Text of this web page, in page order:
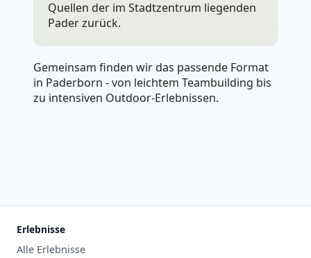
Quellen der im Stadtzentrum liegenden
Pader zurück.
Gemeinsam finden wir das passende Format
in Paderborn - von leichtem Teambuilding bis
zu intensiven Outdoor-Erlebnissen.
Erlebnisse
Alle Erlebnisse